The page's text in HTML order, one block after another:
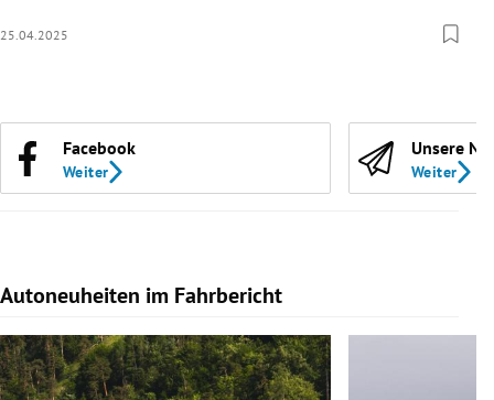
25.04.2025
Facebook
Weiter
Unsere
Weiter
Autoneuheiten im Fahrbericht
Slide 1 von 7